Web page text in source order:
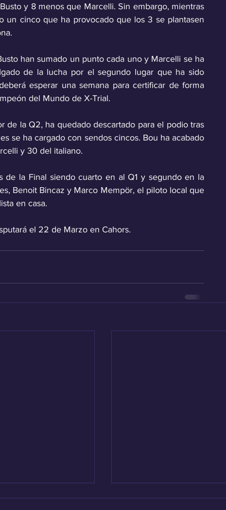
y 8 menos que Marcelli. Sin embargo, mientras
un cinco que ha provocado que los 3 se plantasen
han sumado un punto cada uno y Marcelli se ha
de la lucha por el segundo lugar que ha sido
esperar una semana para certificar de forma
del Mundo de X-Trial.
de la Q2, ha quedado descartado para el podio tras
se ha cargado con sendos cincos. Bou ha acabado
y 30 del italiano.
de la Final siendo cuarto en al Q1 y segundo en la
Benoit Bincaz y Marco Mempör, el piloto local que
en casa.
el 22 de Marzo en Cahors.